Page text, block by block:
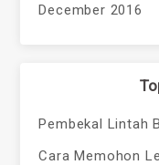
December 2016
Pembekal Lintah
Cara Memohon